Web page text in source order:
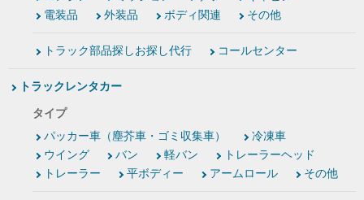
電装品
外装品 ボディ関連 その他
トラック部品探しお探し代行 コールセンター
トラックレンタカー
タイプ
パッカー車（塵芥車・ゴミ収集車）
冷凍車
ウイング
バン 軽バン
トレーラーヘッド
トレーラー
平ボディー アームロール その他